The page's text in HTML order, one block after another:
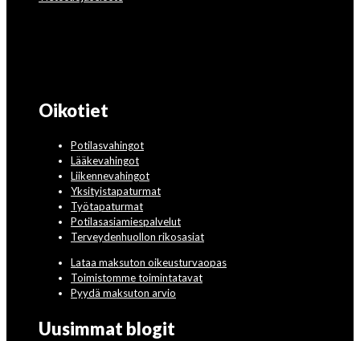
Oikotiet
Potilasvahingot
Lääkevahingot
Liikennevahingot
Yksityistapaturmat
Työtapaturmat
Potilasasiamiespalvelut
Terveydenhuollon rikosasiat
Lataa maksuton oikeusturvaopas
Toimistomme toimintatavat
Pyydä maksuton arvio
Uusimmat blogit